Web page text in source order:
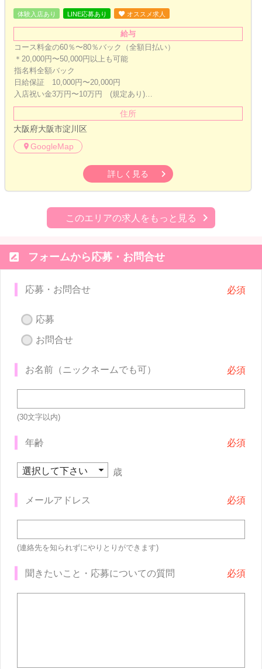
体験入店あり LINE応募あり オススメ求人
給与
コース料金の60％〜80％バック（全額日払い）
＊20,000円〜50,000円以上も可能
指名料全額バック
日給保証 10,000円〜20,000円
入店祝い金3万円〜10万円 (規定あり)…
住所
大阪府大阪市淀川区
GoogleMap
詳しく見る
このエリアの求人をもっと見る
 フォームから応募・お問合せ
応募・お問合せ
応募
お問合せ
お名前（ニックネームでも可）
(30文字以内)
年齢
歳
メールアドレス
(連絡先を知られずにやりとりができます)
聞きたいこと・応募についての質問